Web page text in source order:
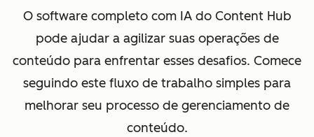
O software completo com IA do Content Hub
pode ajudar a agilizar suas operações de
conteúdo para enfrentar esses desafios. Comece
seguindo este fluxo de trabalho simples para
melhorar seu processo de gerenciamento de
conteúdo.